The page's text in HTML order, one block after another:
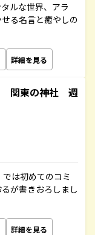
ルな世界、アラ
る名言と癒やしの
詳細を見る
関東の神社 週
は初めてのコミ
が書きおろしまし
詳細を見る